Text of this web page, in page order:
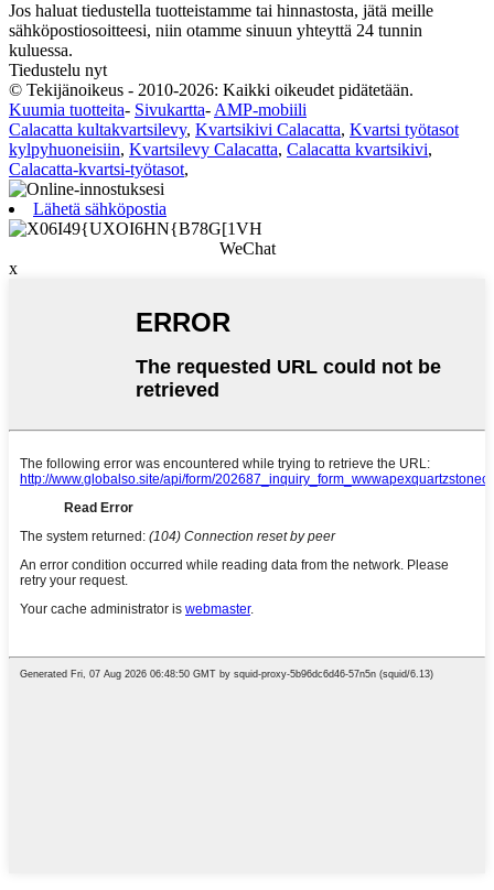
Jos haluat tiedustella tuotteistamme tai hinnastosta, jätä meille
sähköpostiosoitteesi, niin otamme sinuun yhteyttä 24 tunnin
kuluessa.
Tiedustelu nyt
© Tekijänoikeus - 2010-2026: Kaikki oikeudet pidätetään.
Kuumia tuotteita- Sivukartta- AMP-mobiili
Calacatta kultakvartsilevy, Kvartsikivi Calacatta, Kvartsi työtasot
kylpyhuoneisiin, Kvartsilevy Calacatta, Calacatta kvartsikivi,
Calacatta-kvartsi-työtasot,
Lähetä sähköpostia
WeChat
x